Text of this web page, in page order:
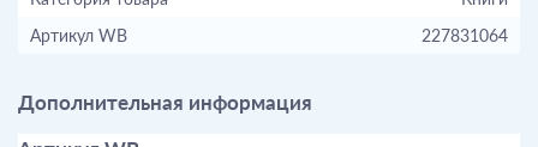
Артикул WB
227831064
Дополнительная информация